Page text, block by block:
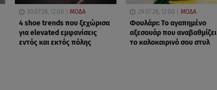
30.07.26, 12:00 ΜΟΔΑ
4 shoe trends που ξεχώρισα
για elevated εμφανίσεις
εντός και εκτός πόλης
29.07.26, 12:00 ΜΟΔΑ
Φουλάρι: Το αγαπημένο
αξεσουάρ που αναβαθμίζει
το καλοκαιρινό σου στυλ